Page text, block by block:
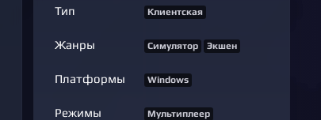
Тип Клиентская
Жанры Симулятор Экшен
Платформы Windows
Режимы
Мультиплеер